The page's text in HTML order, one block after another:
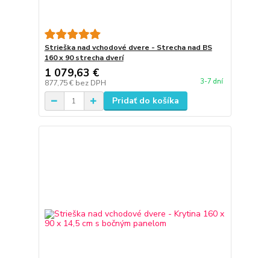
Strieška nad vchodové dvere - Strecha nad BS
160 x 90 strecha dverí
1 079,63 €
877,75 € bez DPH 3-7 dní
Pridať do košíka